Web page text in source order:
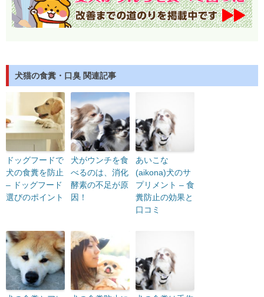
犬猫の食糞・口臭 関連記事
ドッグフードで
犬の食糞を防止
– ドッグフード
選びのポイント
犬がウンチを食
べるのは、消化
酵素の不足が原
因！
あいこな
(aikona)犬のサ
プリメント – 食
糞防止の効果と
口コミ